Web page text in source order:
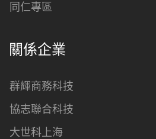
同仁專區
關係企業
群輝商務科技
協志聯合科技
大世科上海